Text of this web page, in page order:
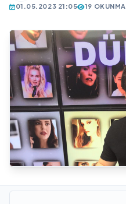
01.05.2023 21:05 19 OKUNMA